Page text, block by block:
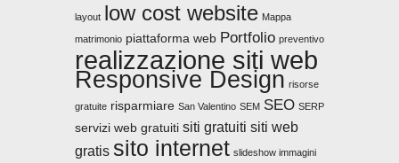
layout low cost website Mappa
matrimonio piattaforma web Portfolio preventivo
realizzazione siti web
Responsive Design risorse
gratuite risparmiare San Valentino SEM SEO SERP
servizi web gratuiti siti gratuiti siti web
gratis sito internet slideshow immagini